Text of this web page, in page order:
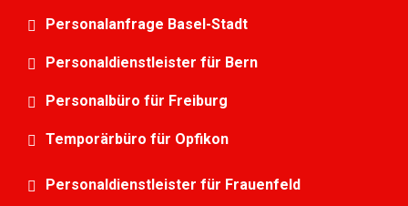
Personalanfrage Basel-Stadt
Personaldienstleister für Bern
Personalbüro für Freiburg
Temporärbüro für Opfikon
Personaldienstleister für Frauenfeld